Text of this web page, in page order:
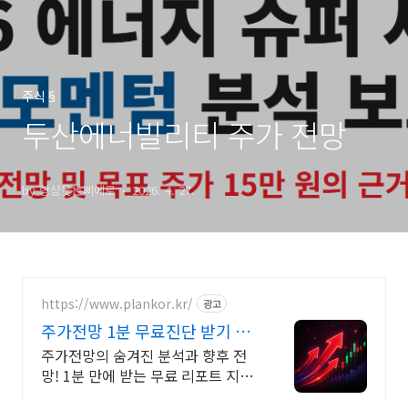
주식§
두산에너빌리티 주가 전망
by 항상웃는삐에로 2026. 4. 27.
https://www.plankor.kr/ 광고
주가전망 1분 무료진단 받기 가
입즉시 무료리포트 100%
주가전망의 숨겨진 분석과 향후 전
망! 1분 만에 받는 무료 리포트 지금